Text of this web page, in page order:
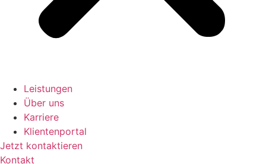
Leistungen
Über uns
Karriere
Klientenportal
Jetzt kontaktieren
Kontakt